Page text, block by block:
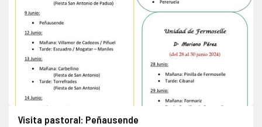
Visita pastoral: Peñausende